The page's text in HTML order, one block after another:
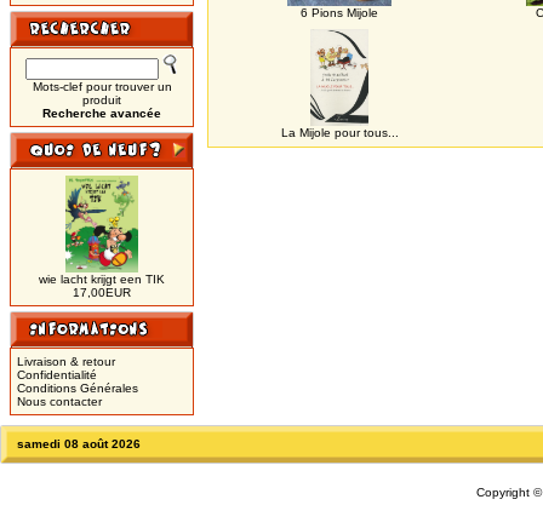
Mots-clef pour trouver un
produit
Recherche avancée
wie lacht krijgt een TIK
17,00EUR
Livraison & retour
Confidentialité
Conditions Générales
Nous contacter
6 Pions Mijole
La Mijole pour tous...
samedi 08 août 2026
Copyright